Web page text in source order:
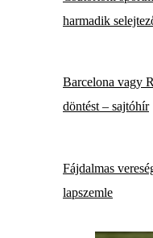
harmadik
Barcelona vagy
döntést – sajtóhír
Fájdalmas
lapszemle